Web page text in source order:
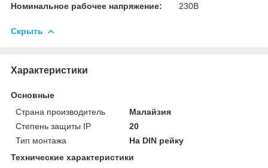
Номинальное рабочее напряжение: 230В
Скрыть
Характеристики
Основные
Страна производитель
Малайзия
Степень защиты IP
20
Тип монтажа
На DIN рейку
Технические характеристики